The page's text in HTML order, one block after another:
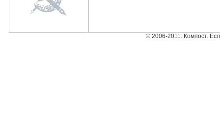
© 2006-2011. Компост.